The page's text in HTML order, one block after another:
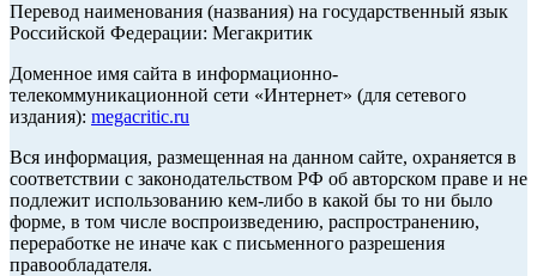
Перевод наименования (названия) на государственный язык
Российской Федерации: Мегакритик
Доменное имя сайта в информационно-
телекоммуникационной сети «Интернет» (для сетевого
издания): megacritic.ru
Вся информация, размещенная на данном сайте, охраняется в
соответствии с законодательством РФ об авторском праве и не
подлежит использованию кем-либо в какой бы то ни было
форме, в том числе воспроизведению, распространению,
переработке не иначе как с письменного разрешения
правообладателя.